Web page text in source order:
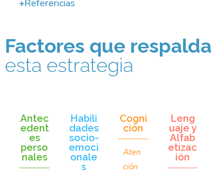
Referencias
Factores que respalda
esta estrategia
Antec
edent
es
perso
nales
Habili
dades
socio-
emoci
onale
s
Cogni
ción
Aten
ción
Leng
uaje y
Alfab
etizac
ión